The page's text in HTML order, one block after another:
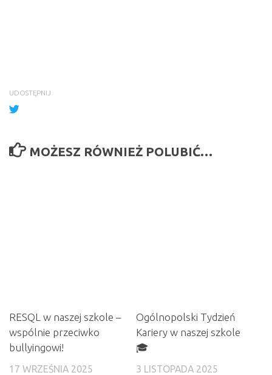
UDOSTĘPNIJ
MOŻESZ RÓWNIEŻ POLUBIĆ…
RESQL w naszej szkole –
wspólnie przeciwko
bullyingowi!
17 WRZEŚNIA 2025
Ogólnopolski Tydzień
Kariery w naszej szkole
🎓
3 LISTOPADA 2025